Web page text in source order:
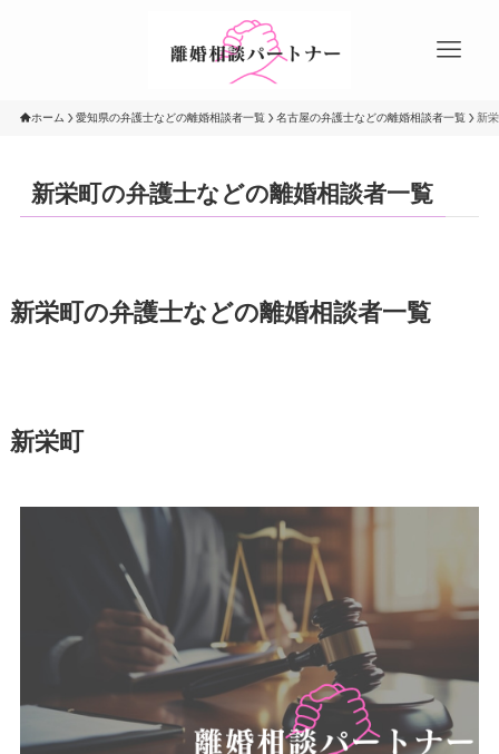
ホーム 愛知県の弁護士などの離婚相談者一覧 名古屋の弁護士などの離婚相談者一覧 新
新栄町の弁護士などの離婚相談者一覧
新栄町の弁護士などの離婚相談者一覧
新栄町